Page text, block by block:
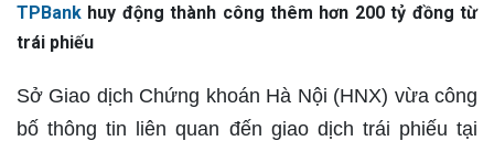
TPBank huy động thành công thêm hơn 200 tỷ đồng từ
trái phiếu
Sở Giao dịch Chứng khoán Hà Nội (HNX) vừa công
bố thông tin liên quan đến giao dịch trái phiếu tại